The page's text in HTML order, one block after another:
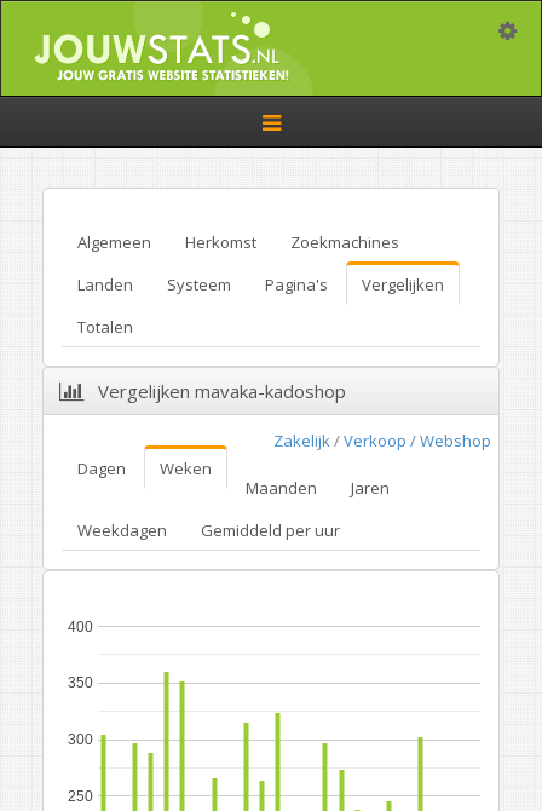
Toggle
navigation
Algemeen Herkomst
Zoekmachines
Landen
Systeem Pagina's
Vergelijken
Totalen
Vergelijken mavaka-kadoshop
Zakelijk /Verkoop / Webshop
Dagen
Weken
Maanden
Jaren
Weekdagen
Gemiddeld per uur
250
300
350
400